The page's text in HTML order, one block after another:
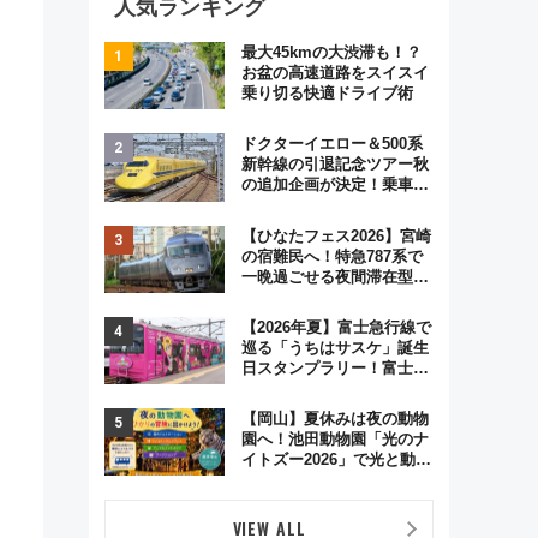
人気ランキング
最大45kmの大渋滞も！？
お盆の高速道路をスイスイ
乗り切る快適ドライブ術
ドクターイエロー＆500系
新幹線の引退記念ツアー秋
の追加企画が決定！乗車体
とめ
【ひなたフェス2026】宮崎
の宿難民へ！特急787系で
一晩過ごせる夜間滞在型イ
ま」が救世主に？
【2026年夏】富士急行線で
巡る「うちはサスケ」誕生
日スタンプラリー！富士急
ッズ徹底ガイド
【岡山】夏休みは夜の動物
園へ！池田動物園「光のナ
イトズー2026」で光と動物
VIEW ALL